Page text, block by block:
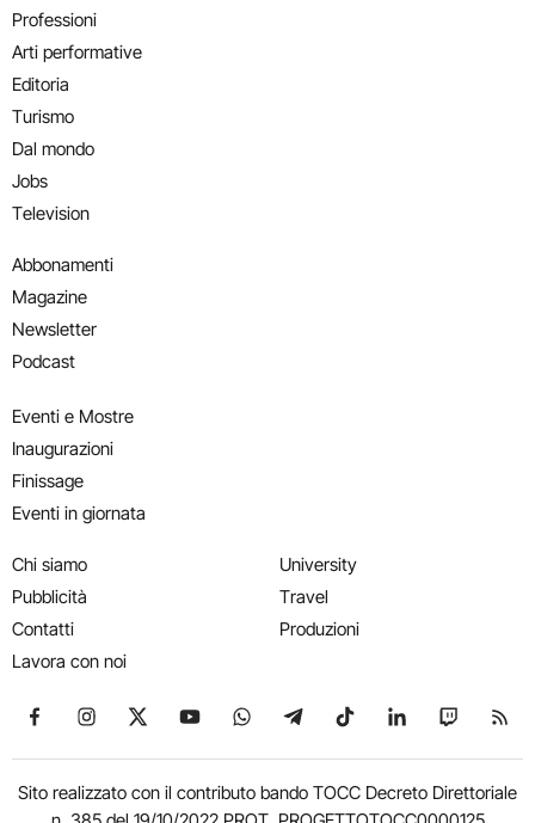
Professioni
Arti performative
Editoria
Turismo
Dal mondo
Jobs
Television
Abbonamenti
Magazine
Newsletter
Podcast
Eventi e Mostre
Inaugurazioni
Finissage
Eventi in giornata
Chi siamo
Pubblicità
Contatti
Lavora con noi
University
Travel
Produzioni
Seguici su Facebook
Seguici su Instagram
Seguici su X
Seguici su YouTube
Seguici su WhatsApp
Seguici su Telegram
Seguici su TikTok
Seguici su
Seguici
Sito realizzato con il contributo bando TOCC Decreto Direttoriale